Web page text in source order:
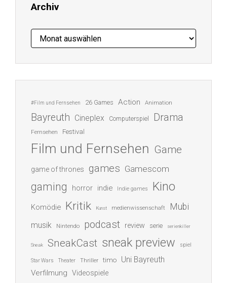
Archiv
Archiv
#Film und Fernsehen 26 Games Action Animation
Bayreuth Cineplex Computerspiel Drama
Fernsehen Festival
Film und Fernsehen Game
game of thrones games Gamescom
gaming horror indie Indie games Kino
Komödie Kritik Kunst medienwissenschaft Mubi
musik Nintendo podcast review serie serienkiller
Sneak SneakCast sneak preview spiel
Star Wars Theater Thriller timo Uni Bayreuth
Verfilmung Videospiele